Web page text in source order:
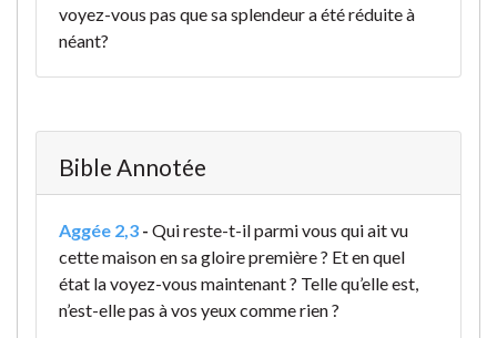
voyez-vous pas que sa splendeur a été réduite à
néant?
Bible Annotée
Aggée 2,3 - Qui reste-t-il parmi vous qui ait vu
cette maison en sa gloire première ? Et en quel
état la voyez-vous maintenant ? Telle qu’elle est,
n’est-elle pas à vos yeux comme rien ?